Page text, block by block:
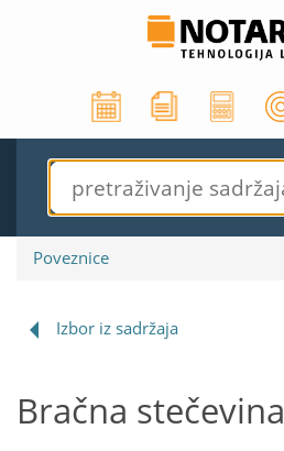
Poveznice
Izbor iz sadržaja
Bračna stečevina